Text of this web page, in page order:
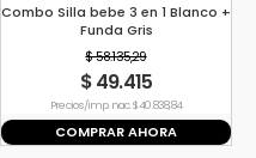
Combo Silla bebe 3 en 1 Blanco +
Funda Gris
$ 58.135,29
$ 49.415
Precio s/imp. nac. $ 40.838,84
COMPRAR AHORA